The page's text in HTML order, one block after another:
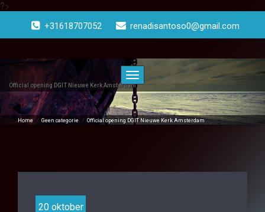
?>
inhoud
+31618707052 renadisantoso0@gmail.com
Toggle
navigatie
Official opening DGIT Nieuwe Kerk Amsterdam
Home / Geen categorie / Official opening DGIT Nieuwe Kerk Amsterdam
20 oktober